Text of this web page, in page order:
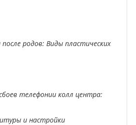
родов: Виды пластических
телефонии колл центра:
и настройки